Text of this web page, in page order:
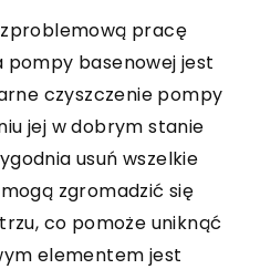
pracę
pompy basenowej jest
czyszczenie pompy
jej w dobrym stanie
usuń wszelkie
zgromadzić się
co pomoże uniknąć
elementem jest